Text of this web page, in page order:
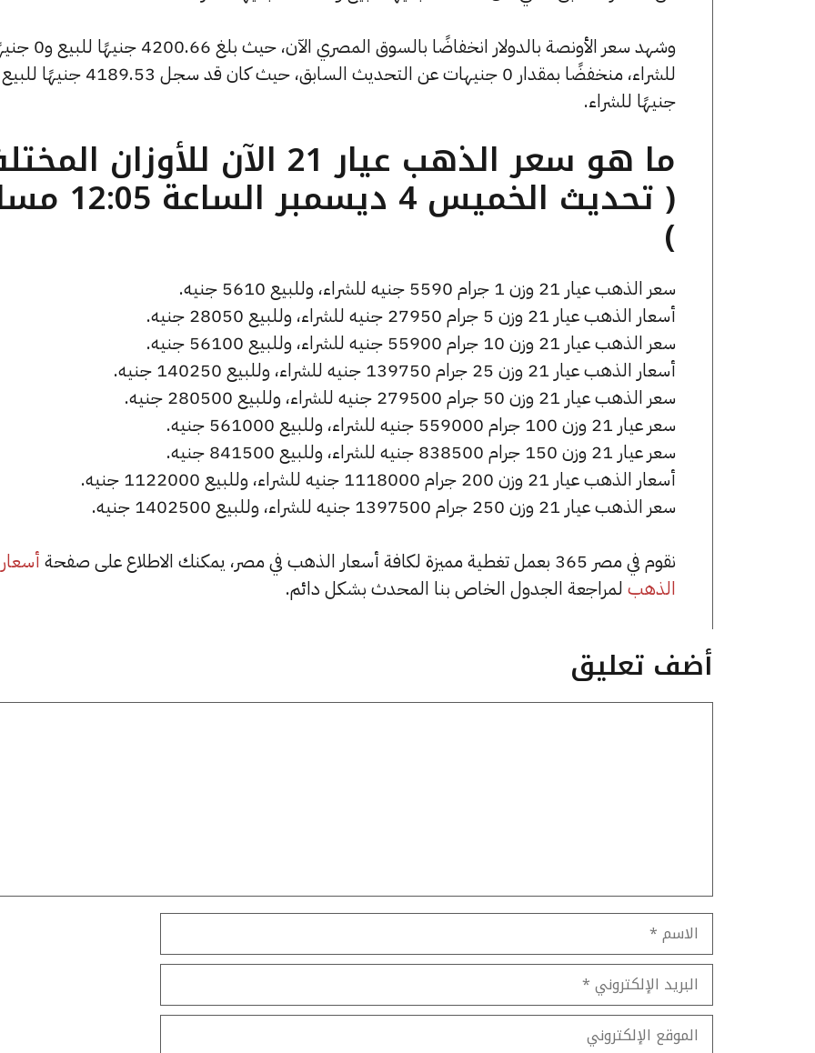
وشهد سعر الأونصة بالدولار انخفاضًا بالسوق المصري الآن،
جنيهًا للشراء.
ما هو سعر الذهب عيار 21 الآن للأوزان
( تحديث الخميس 4 ديسمبر
)
سعر الذهب عيار 21 وزن 1 جرام 5590 جنيه للشراء، وللبيع 5610 جنيه.
أسعار الذهب عيار 21 وزن 5 جرام 27950 جنيه للشراء، وللبيع 28050 جنيه.
سعر الذهب عيار 21 وزن 10 جرام 55900 جنيه للشراء، وللبيع 56100 جنيه.
أسعار الذهب عيار 21 وزن 25 جرام 139750 جنيه للشراء، وللبيع 140250 جنيه.
سعر الذهب عيار 21 وزن 50 جرام 279500 جنيه للشراء، وللبيع 280500 جنيه.
سعر عيار 21 وزن 100 جرام 559000 جنيه للشراء، وللبيع 561000 جنيه.
سعر عيار 21 وزن 150 جرام 838500 جنيه للشراء، وللبيع 841500 جنيه.
أسعار الذهب عيار 21 وزن 200 جرام 1118000 جنيه للشراء، وللبيع 1122000 جنيه.
سعر الذهب عيار 21 وزن 250 جرام 1397500 جنيه للشراء، وللبيع 1402500 جنيه.
نقوم في مصر 365 بعمل تغطية مميزة لكافة أسعار الذهب في مصر، يمكنك الاطلاع على صفحة
أسعار
الذهب لمراجعة الجدول الخاص بنا المحدث بشكل دائم.
أضف تعليق
الاسم
البريد
الإلكتروني
الموقع
الإلكتروني